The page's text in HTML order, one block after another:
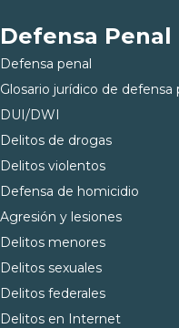
Defensa Penal
Defensa penal
Glosario jurídico de defensa
DUI/DWI
Delitos de drogas
Delitos violentos
Defensa de homicidio
Agresión y lesiones
Delitos menores
Delitos sexuales
Delitos federales
Delitos en Internet